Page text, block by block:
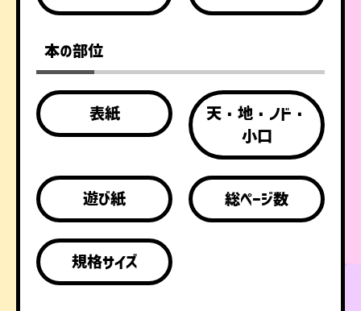
本の部位
表紙
天・地・ノド・
小口
遊び紙 総ページ数
規格サイズ